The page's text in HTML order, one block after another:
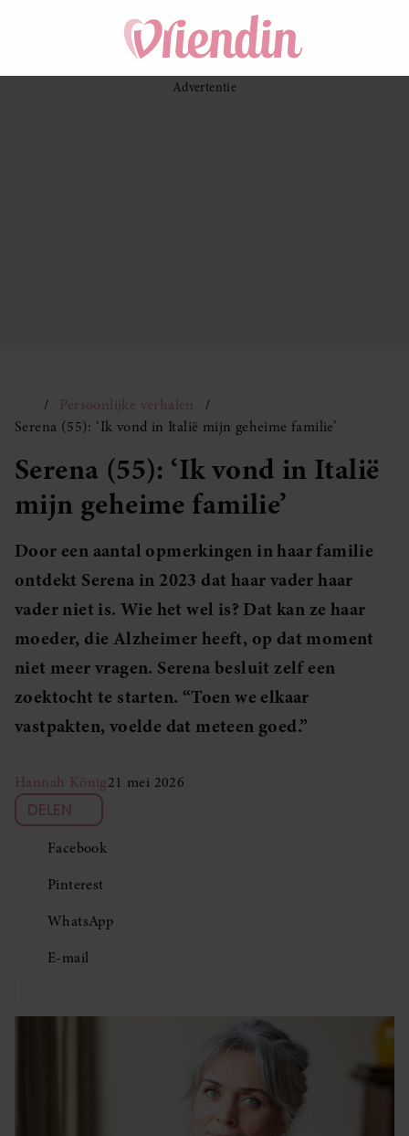
Persoonlijke verhalen
Serena (55): ‘Ik vond in Italië mijn geheime familie’
Serena (55): ‘Ik vond in Italië
mijn geheime familie’
Door een aantal opmerkingen in haar familie
ontdekt Serena in 2023 dat haar vader haar
vader niet is. Wie het wel is? Dat kan ze haar
moeder, die Alzheimer heeft, op dat moment
niet meer vragen. Serena besluit zelf een
zoektocht te starten. “Toen we elkaar
vastpakten, voelde dat meteen goed.”
Hannah König21 mei 2026
DELEN
Facebook
Pinterest
WhatsApp
E-mail